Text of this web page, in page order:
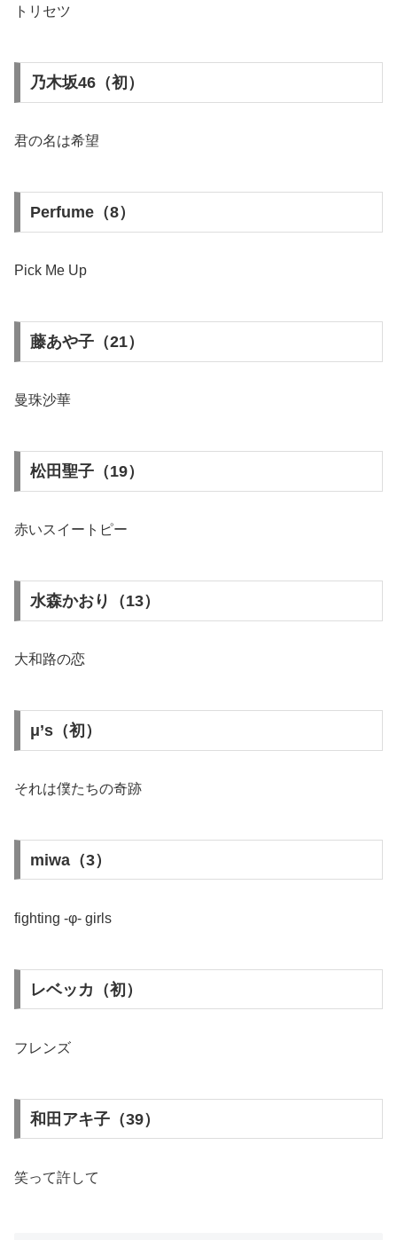
トリセツ
乃木坂46（初）
君の名は希望
Perfume（8）
Pick Me Up
藤あや子（21）
曼珠沙華
松田聖子（19）
赤いスイートピー
水森かおり（13）
大和路の恋
μ’s（初）
それは僕たちの奇跡
miwa（3）
fighting -φ- girls
レベッカ（初）
フレンズ
和田アキ子（39）
笑って許して